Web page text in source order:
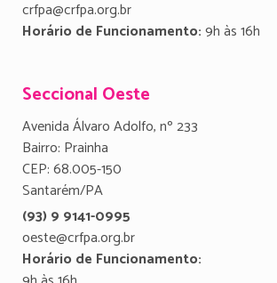
crfpa@crfpa.org.br
Horário de Funcionamento:9h às 16h
Seccional Oeste
Avenida Álvaro Adolfo, nº 233
Bairro: Prainha
CEP: 68.005-150
Santarém/PA
(93) 9 9141-0995
oeste@crfpa.org.br
Horário de Funcionamento: